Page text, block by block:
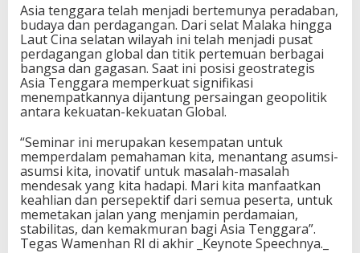
Asia tenggara telah menjadi bertemunya peradaban,
budaya dan perdagangan. Dari selat Malaka hingga
Laut Cina selatan wilayah ini telah menjadi pusat
perdagangan global dan titik pertemuan berbagai
bangsa dan gagasan. Saat ini posisi geostrategis
Asia Tenggara memperkuat signifikasi
menempatkannya dijantung persaingan geopolitik
antara kekuatan-kekuatan Global.
“Seminar ini merupakan kesempatan untuk
memperdalam pemahaman kita, menantang asumsi-
asumsi kita, inovatif untuk masalah-masalah
mendesak yang kita hadapi. Mari kita manfaatkan
keahlian dan persepektif dari semua peserta, untuk
memetakan jalan yang menjamin perdamaian,
stabilitas, dan kemakmuran bagi Asia Tenggara”.
Tegas Wamenhan RI di akhir _Keynote Speechnya._